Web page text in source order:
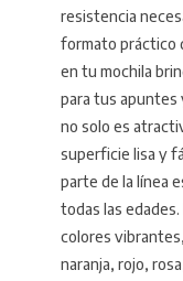
resistencia
formato práctico
en tu mochila
para tus apuntes
no solo es
superficie lisa y
parte de la línea
todas las
colores
naranja, rojo,